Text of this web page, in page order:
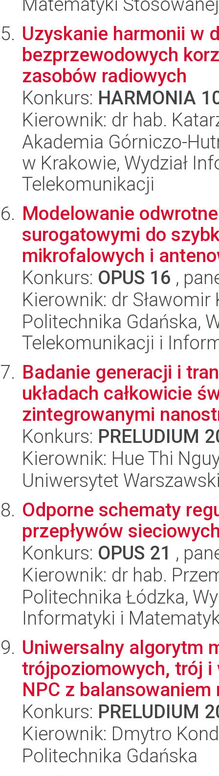
Uzyskanie harmonii w
bezprzewodowych
zasobów radiowych
Konkurs: HARMONIA
Kierownik: dr hab.
Akademia Górniczo-
w Krakowie, Wydział
Telekomunikacji
Modelowanie
surogatowymi do
mikrofalowych i
Konkurs: OPUS 16 ,
Kierownik: dr Sławomir
Politechnika Gdańska,
Telekomunikacji i
Badanie generacji i
układach całkowicie
zintegrowanymi
Konkurs: PRELUDIUM
Kierownik: Hue Thi
Uniwersytet
Odporne schematy
przepływów
Konkurs: OPUS 21 ,
Kierownik: dr hab.
Politechnika Łódzka,
Informatyki i
Uniwersalny algorytm
trójpoziomowych, trój
NPC z balansowaniem
Konkurs: PRELUDIUM
Kierownik: Dmytro
Politechnika Gdańska